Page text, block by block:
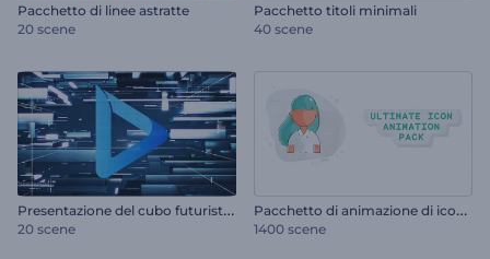
Pacchetto di linee astratte
20 scene
Pacchetto titoli minimali
40 scene
P
resentazione del cubo futuristico
20 scene
P
acchetto di animazione di icone definitivo
1400 scene